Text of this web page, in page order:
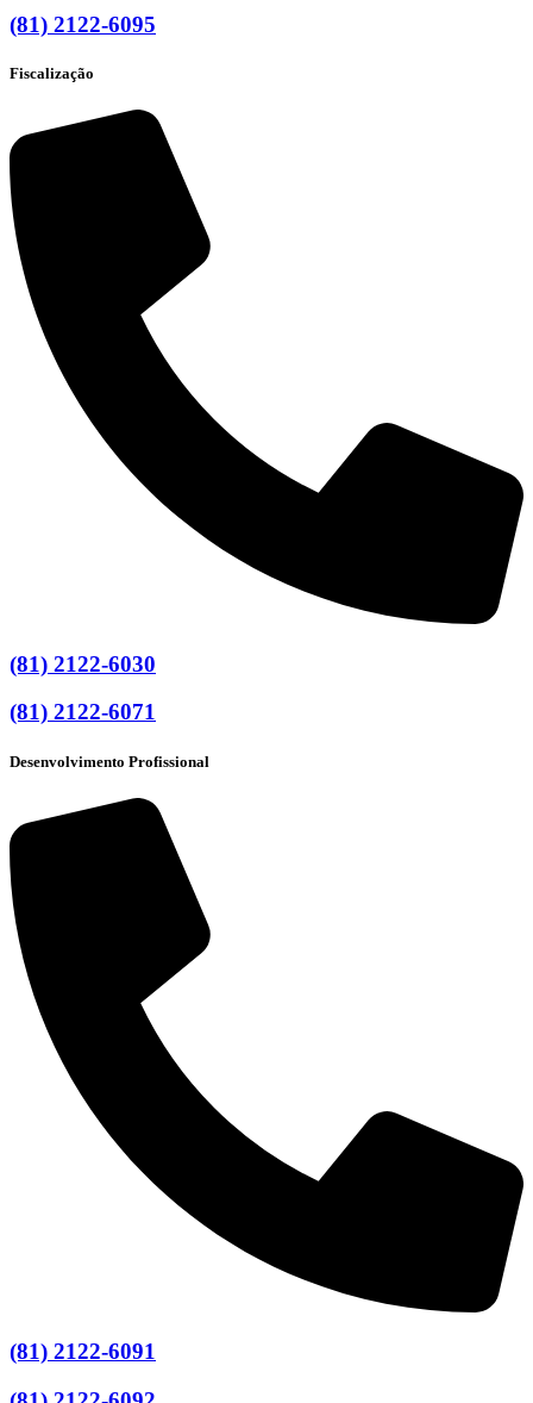
(81) 2122-6095
Fiscalização
(81) 2122-6030
(81) 2122-6071
Desenvolvimento Profissional
(81) 2122-6091